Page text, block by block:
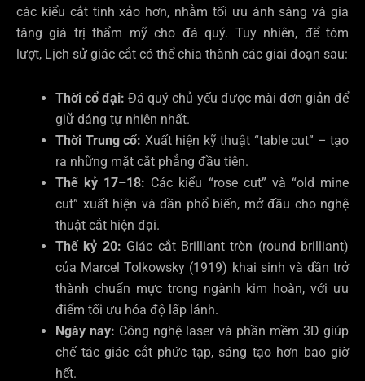
các kiểu cắt tinh xảo hơn, nhằm tối ưu ánh sáng và gia
tăng giá trị thẩm mỹ cho đá quý. Tuy nhiên, để tóm
lượt, Lịch sử giác cắt có thể chia thành các giai đoạn sau:
Thời cổ đại: Đá quý chủ yếu được mài đơn giản để
giữ dáng tự nhiên nhất.
Thời Trung cổ: Xuất hiện kỹ thuật “table cut” – tạo
ra những mặt cắt phẳng đầu tiên.
Thế kỷ 17–18: Các kiểu “rose cut” và “old mine
cut” xuất hiện và dần phổ biến, mở đầu cho nghệ
thuật cắt hiện đại.
Thế kỷ 20: Giác cắt Brilliant tròn (round brilliant)
của Marcel Tolkowsky (1919) khai sinh và dần trở
thành chuẩn mực trong ngành kim hoàn, với ưu
điểm tối ưu hóa độ lấp lánh.
Ngày nay: Công nghệ laser và phần mềm 3D giúp
chế tác giác cắt phức tạp, sáng tạo hơn bao giờ
hết.